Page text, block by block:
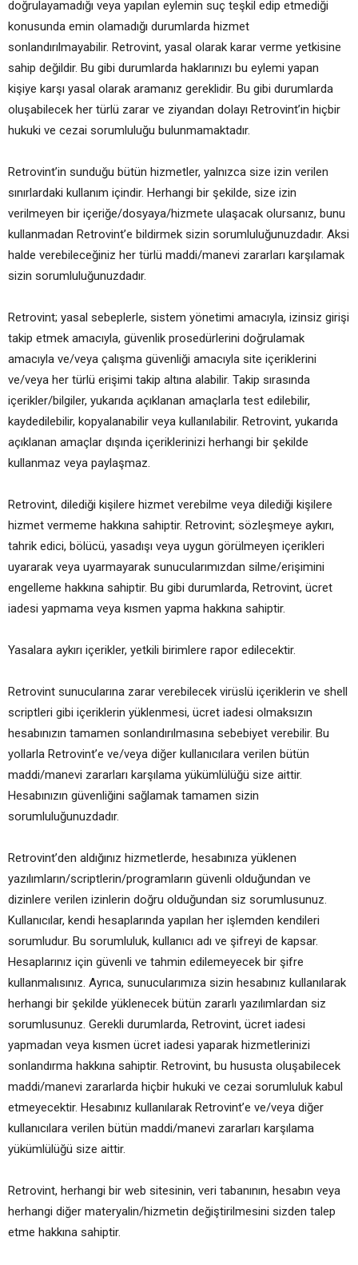
doğrulayamadığı veya yapılan eylemin suç teşkil edip etmediği
konusunda emin olamadığı durumlarda hizmet
sonlandırılmayabilir. Retrovint, yasal olarak karar verme yetkisine
sahip değildir. Bu gibi durumlarda haklarınızı bu eylemi yapan
kişiye karşı yasal olarak aramanız gereklidir. Bu gibi durumlarda
oluşabilecek her türlü zarar ve ziyandan dolayı Retrovint’in hiçbir
hukuki ve cezai sorumluluğu bulunmamaktadır.
Retrovint’in sunduğu bütün hizmetler, yalnızca size izin verilen
sınırlardaki kullanım içindir. Herhangi bir şekilde, size izin
verilmeyen bir içeriğe/dosyaya/hizmete ulaşacak olursanız, bunu
kullanmadan Retrovint’e bildirmek sizin sorumluluğunuzdadır. Aksi
halde verebileceğiniz her türlü maddi/manevi zararları karşılamak
sizin sorumluluğunuzdadır.
Retrovint; yasal sebeplerle, sistem yönetimi amacıyla, izinsiz girişi
takip etmek amacıyla, güvenlik prosedürlerini doğrulamak
amacıyla ve/veya çalışma güvenliği amacıyla site içeriklerini
ve/veya her türlü erişimi takip altına alabilir. Takip sırasında
içerikler/bilgiler, yukarıda açıklanan amaçlarla test edilebilir,
kaydedilebilir, kopyalanabilir veya kullanılabilir. Retrovint, yukarıda
açıklanan amaçlar dışında içeriklerinizi herhangi bir şekilde
kullanmaz veya paylaşmaz.
Retrovint, dilediği kişilere hizmet verebilme veya dilediği kişilere
hizmet vermeme hakkına sahiptir. Retrovint; sözleşmeye aykırı,
tahrik edici, bölücü, yasadışı veya uygun görülmeyen içerikleri
uyararak veya uyarmayarak sunucularımızdan silme/erişimini
engelleme hakkına sahiptir. Bu gibi durumlarda, Retrovint, ücret
iadesi yapmama veya kısmen yapma hakkına sahiptir.
Yasalara aykırı içerikler, yetkili birimlere rapor edilecektir.
Retrovint sunucularına zarar verebilecek virüslü içeriklerin ve shell
scriptleri gibi içeriklerin yüklenmesi, ücret iadesi olmaksızın
hesabınızın tamamen sonlandırılmasına sebebiyet verebilir. Bu
yollarla Retrovint’e ve/veya diğer kullanıcılara verilen bütün
maddi/manevi zararları karşılama yükümlülüğü size aittir.
Hesabınızın güvenliğini sağlamak tamamen sizin
sorumluluğunuzdadır.
Retrovint’den aldığınız hizmetlerde, hesabınıza yüklenen
yazılımların/scriptlerin/programların güvenli olduğundan ve
dizinlere verilen izinlerin doğru olduğundan siz sorumlusunuz.
Kullanıcılar, kendi hesaplarında yapılan her işlemden kendileri
sorumludur. Bu sorumluluk, kullanıcı adı ve şifreyi de kapsar.
Hesaplarınız için güvenli ve tahmin edilemeyecek bir şifre
kullanmalısınız. Ayrıca, sunucularımıza sizin hesabınız kullanılarak
herhangi bir şekilde yüklenecek bütün zararlı yazılımlardan siz
sorumlusunuz. Gerekli durumlarda, Retrovint, ücret iadesi
yapmadan veya kısmen ücret iadesi yaparak hizmetlerinizi
sonlandırma hakkına sahiptir. Retrovint, bu hususta oluşabilecek
maddi/manevi zararlarda hiçbir hukuki ve cezai sorumluluk kabul
etmeyecektir. Hesabınız kullanılarak Retrovint’e ve/veya diğer
kullanıcılara verilen bütün maddi/manevi zararları karşılama
yükümlülüğü size aittir.
Retrovint, herhangi bir web sitesinin, veri tabanının, hesabın veya
herhangi diğer materyalin/hizmetin değiştirilmesini sizden talep
etme hakkına sahiptir.